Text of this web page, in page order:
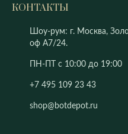
КОНТАКТЫ
Шоу-рум: г. Москва,
оф А7/24.
ПН-ПТ с 10:00 до 19:00
+7 495 109 23 43
shop@botdepot.ru